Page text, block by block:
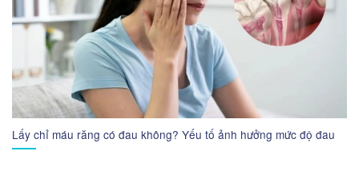
Lấy chỉ máu răng có đau không? Yếu tố ảnh hưởng mức độ đau